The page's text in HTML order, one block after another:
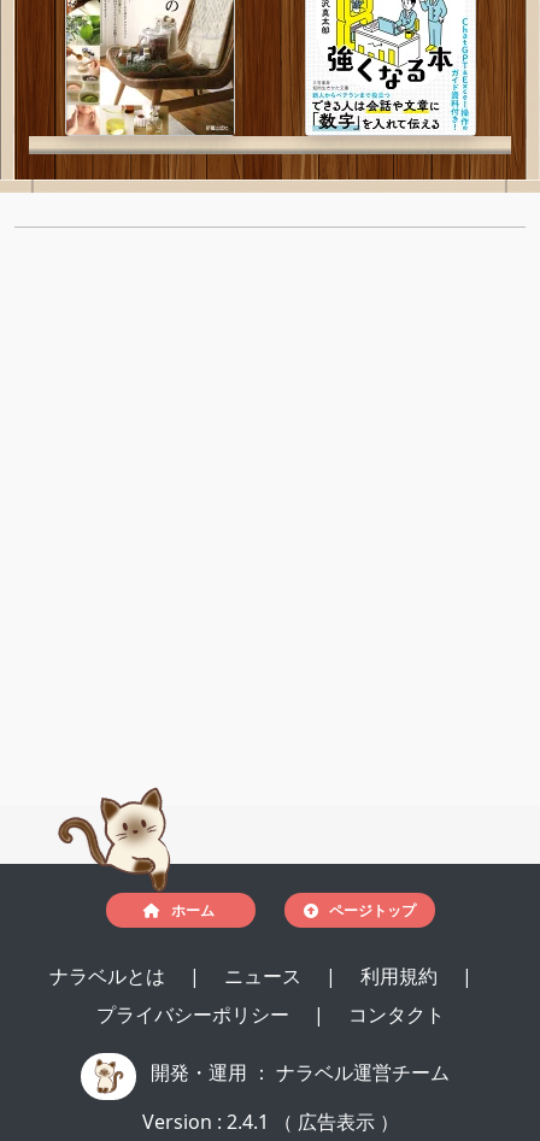
ホーム ページトップ
ナラベルとは | ニュース | 利用規約
|
プライバシーポリシー
| コンタクト
開発・運用 ： ナラベル運営チーム
Version : 2.4.1 （ 広告表示 ）